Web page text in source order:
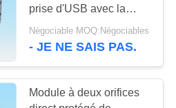
85
prise d'USB avec la
lumière de LED dans les
produits des véhicules à
Négociable MOQ:Négociables
- JE NE SAIS PAS.
Module à deux orifices